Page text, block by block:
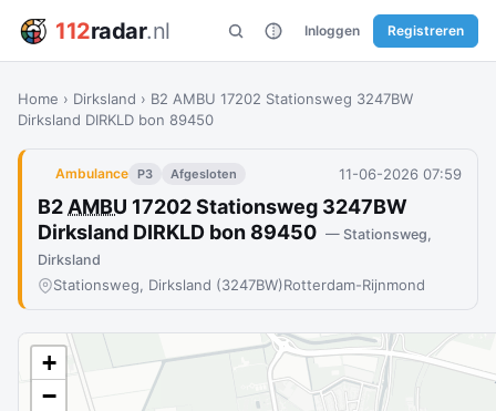
112radar.nl Inloggen Registreren
Home › Dirksland › B2 AMBU 17202 Stationsweg 3247BW
Dirksland DIRKLD bon 89450
Ambulance P3 Afgesloten 11-06-2026 07:59
B2 AMBU 17202 Stationsweg 3247BW
Dirksland DIRKLD bon 89450 — Stationsweg,
Dirksland
Stationsweg, Dirksland (3247BW)Rotterdam-Rijnmond
+
−